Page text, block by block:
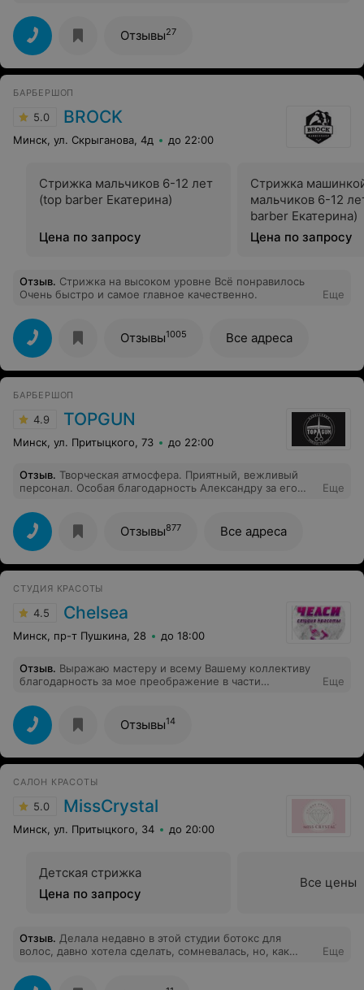
Отзывы27
БАРБЕРШОП
5.0 BROCK
Минск, ул. Скрыганова, 4д до 22:00
Стрижка мальчиков 6-12 лет
(top barber Екатерина)
Цена по запросу
Стрижка
мальчиков 6-12
barber Екатерина)
Цена по запросу
Отзыв. Стрижка на высоком уровне Всё понравилось
Очень быстро и самое главное качественно.
Еще
Отзывы1005 Все адреса
БАРБЕРШОП
4.9 TOPGUN
Минск, ул. Притыцкого, 73 до 22:00
Отзыв. Творческая атмосфера. Приятный, вежливый
персонал. Особая благодарность Александру за его
Топган ! :)
Еще
Отзывы877 Все адреса
СТУДИЯ КРАСОТЫ
4.5 Chelsea
Минск, пр-т Пушкина, 28 до 18:00
Отзыв. Выражаю мастеру и всему Вашему коллективу
благодарность за мое преображение в части
Волосы в прекрасном состоянии, я очень довольна
мастером и его высокопрофессиональным
исполнением работы.
Еще
Отзывы14
САЛОН КРАСОТЫ
5.0 MissCrystal
Минск, ул. Притыцкого, 34 до 20:00
Детская стрижка
Цена по запросу
Все цены
Отзыв. Делала недавно в этой студии ботокс для
волос, давно хотела сделать, сомневалась, но, как
моим непослушным и пушистым волосам, что я
Еще